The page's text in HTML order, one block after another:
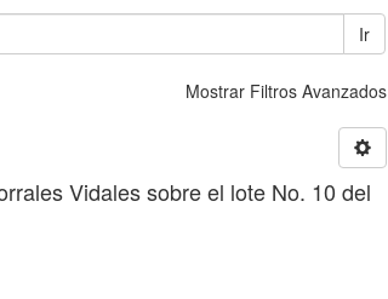
Ir
Mostrar Filtros Avanzados
Vidales sobre el lote No. 10 del